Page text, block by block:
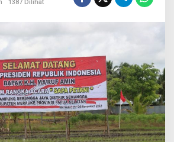
k
i
l
P
r
e
s
i
1387 Dilihat